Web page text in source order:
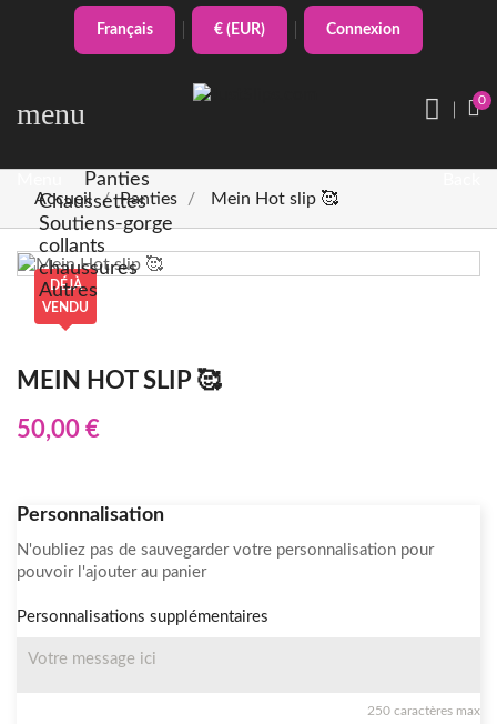
Français € (EUR) Connexion
menu 0
Panties
Chaussettes
Soutiens-gorge
collants
chaussures
Autres
Accueil Panties Mein Hot slip 🥰
DÉJÀ
VENDU
MEIN HOT SLIP 🥰
50,00 €
Personnalisation
N'oubliez pas de sauvegarder votre personnalisation pour
pouvoir l'ajouter au panier
Personnalisations supplémentaires
250 caractères max